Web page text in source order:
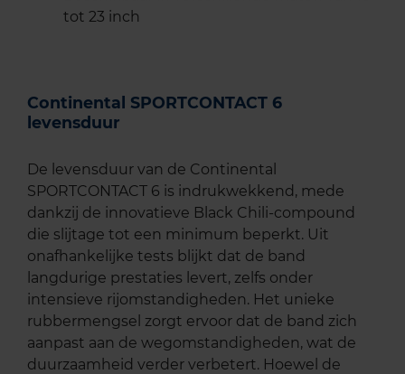
tot 23 inch
Continental SPORTCONTACT 6
levensduur
De levensduur van de Continental
SPORTCONTACT 6 is indrukwekkend, mede
dankzij de innovatieve Black Chili-compound
die slijtage tot een minimum beperkt. Uit
onafhankelijke tests blijkt dat de band
langdurige prestaties levert, zelfs onder
intensieve rijomstandigheden. Het unieke
rubbermengsel zorgt ervoor dat de band zich
aanpast aan de wegomstandigheden, wat de
duurzaamheid verder verbetert. Hoewel de